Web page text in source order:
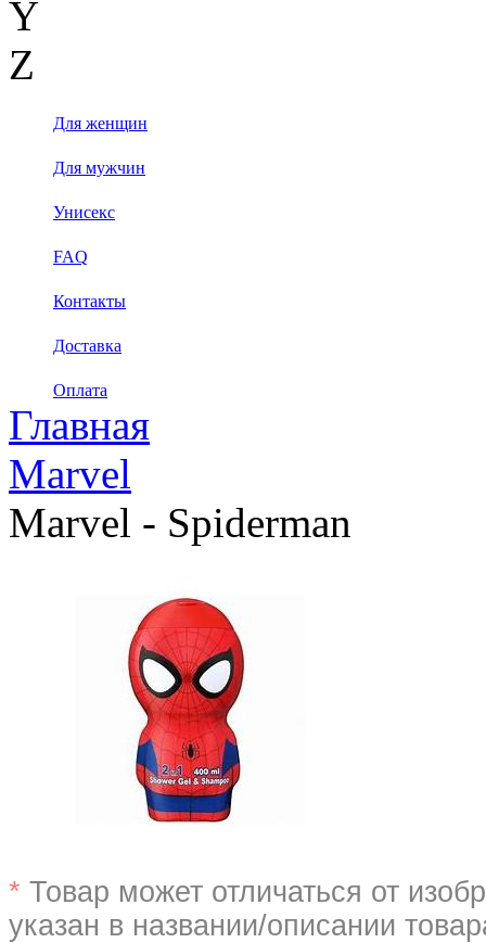
Y
Z
Для женщин
Для мужчин
Унисекс
FAQ
Контакты
Доставка
Оплата
Главная
Marvel
Marvel - Spiderman
* Товар может отличаться от
указан в названии/описании